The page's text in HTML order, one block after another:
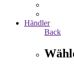
Händler
Back